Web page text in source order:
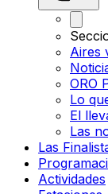
Aires
ORO
Lo
El
Las
Las
Actividades